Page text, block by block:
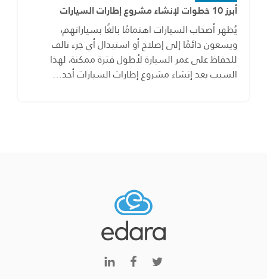
أبرز 10 خطوات لإنشاء مشروع إطارات السيارات
يُظهر أصحاب السيارات اهتمامًا بالغًا بسياراتهم،
ويسعون دائمًا إلى إصلاح أو استبدال أي جزء تالف
للحفاظ على عمر السيارة لأطول فترة ممكنة، لهذا
السبب يعد إنشاء مشروع إطارات السيارات أحد…